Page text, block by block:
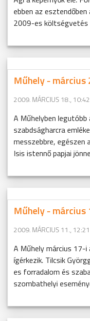
ebben az
2009-es költségvetés
Műhely - március
2009. MÁRCIUS 18., 10:42
A Műhelyben
szabdságharcra
messzebbre, egészen
Isis istennő papjai
Műhely - március
2009. MÁRCIUS 11., 12:21
A Műhely március 17-i
ígérkezik. Tilcsik
es forradalom és
szombathelyi